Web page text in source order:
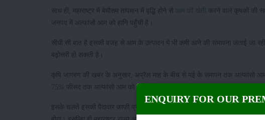
साथ ही, महाराष्ट्र में बेमौसम तापमान में वृद्धि होने से आम की खेती
करने वाले कृषकों की
जनपद में अल्फांसो आम को हानि पहुँची है।
सीधी सी बात है इसकी वजह से आम के उत्पादन में भी कमी आने की संभावना जताई जा
बढ़ोत्तरी हो सकती है।
कृषि जागरण की खबर के अनुसार, अप्रैल माह के बीच से मई के समापन तक अल्फांसो
75% फीसद तक अल्फांसो आम को हानि होने की संभावना है।
इसके चलते इसकी पैदावार काफी प्रभावित हो जाएगी। इतना ही नहीं इससे आम की
ENQUIRY FOR OUR